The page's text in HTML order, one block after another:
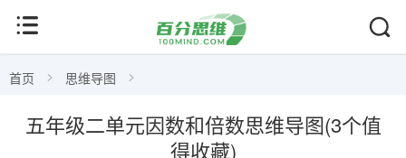
首页 思维导图
五年级二单元因数和倍数思维导图(3个值
得收藏)